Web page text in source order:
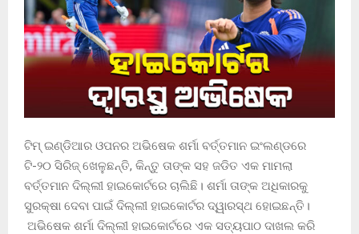
ଟିମ୍ ଇଣ୍ଡିଆର ଓପନର ଅଭିଷେକ ଶର୍ମା ବର୍ତ୍ତମାନ ଇଂଲଣ୍ଡରେ
ଟି-୨୦ ସିରିଜ୍ ଖେଳୁଛନ୍ତି, କିନ୍ତୁ ତାଙ୍କ ସହ ଜଡିତ ଏକ ମାମଲା
ବର୍ତ୍ତମାନ ଦିଲ୍ଲୀ ହାଇକୋର୍ଟରେ ଚାଲିଛି। ଶର୍ମା ତାଙ୍କ ଅଧିକାରକୁ
ସୁରକ୍ଷା ଦେବା ପାଇଁ ଦିଲ୍ଲୀ ହାଇକୋର୍ଟର ଦ୍ୱାରସ୍ଥ ହୋଇଛନ୍ତି।
ଅଭିଷେକ ଶର୍ମା ଦିଲ୍ଲୀ ହାଇକୋର୍ଟରେ ଏକ ସତ୍ୟପାଠ ଦାଖଲ କରି